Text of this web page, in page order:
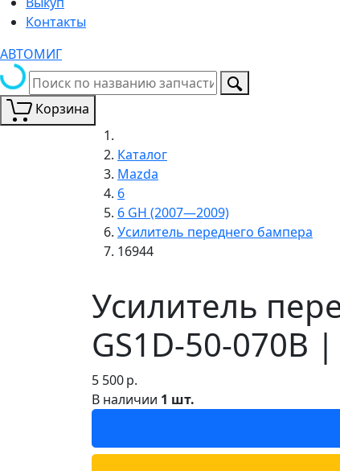
Контакты
АВТОМИГ
Корзина
Каталог
Mazda
6
6 GH (2007—2009)
Усилитель переднего бампера
16944
Усилитель
GS1D-50-070B
5 500р.
В наличии 1 шт.